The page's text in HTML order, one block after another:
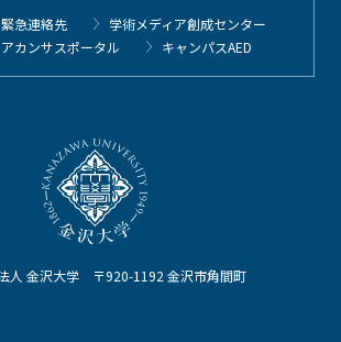
人 金沢大学 〒920-1192 金沢市角間町
緊急連絡先
学術メディア創成センター
アカンサスポータル
キャンパスAED